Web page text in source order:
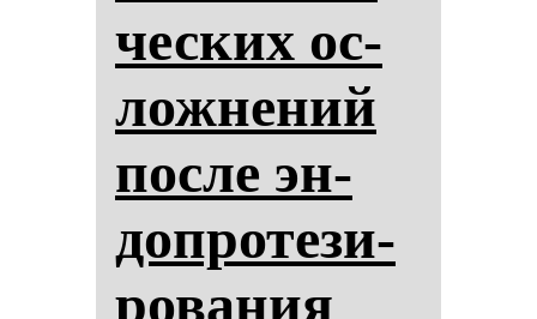
чес­ких ос­
лож­не­ний
пос­ле эн­
доп­ро­те­зи­
ро­ва­ния